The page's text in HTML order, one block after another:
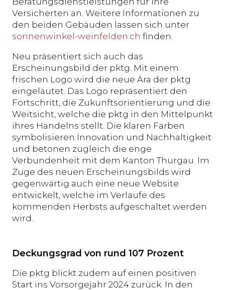
Versicherten an. Weitere Informationen zu
den beiden Gebäuden lassen sich unter
sonnenwinkel-weinfelden.ch finden.
Neu präsentiert sich auch das
Erscheinungsbild der pktg. Mit einem
frischen Logo wird die neue Ära der pktg
eingeläutet. Das Logo repräsentiert den
Fortschritt, die Zukunftsorientierung und die
Weitsicht, welche die pktg in den Mittelpunkt
ihres Handelns stellt. Die klaren Farben
symbolisieren Innovation und Nachhaltigkeit
und betonen zugleich die enge
Verbundenheit mit dem Kanton Thurgau. Im
Zuge des neuen Erscheinungsbilds wird
gegenwärtig auch eine neue Website
entwickelt, welche im Verlaufe des
kommenden Herbsts aufgeschaltet werden
wird.
Deckungsgrad von rund 107 Prozent
Die pktg blickt zudem auf einen positiven
Start ins Vorsorgejahr 2024 zurück. In den